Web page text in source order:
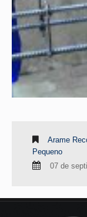
Arame
Pequeno
07 de